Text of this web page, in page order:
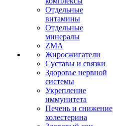
Отдельные
витамины
Отдельные
минералы
ZMA
Жиросжигатели
Суставы и связки
Здоровье нервной
системы
Укрепление
иммунитета
Печень и снижение
холестерина